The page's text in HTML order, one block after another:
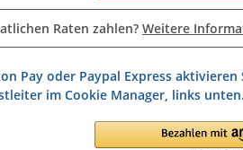
Raten zahlen? Weitere
Pay oder Paypal Express
im Cookie Manager, links unten.